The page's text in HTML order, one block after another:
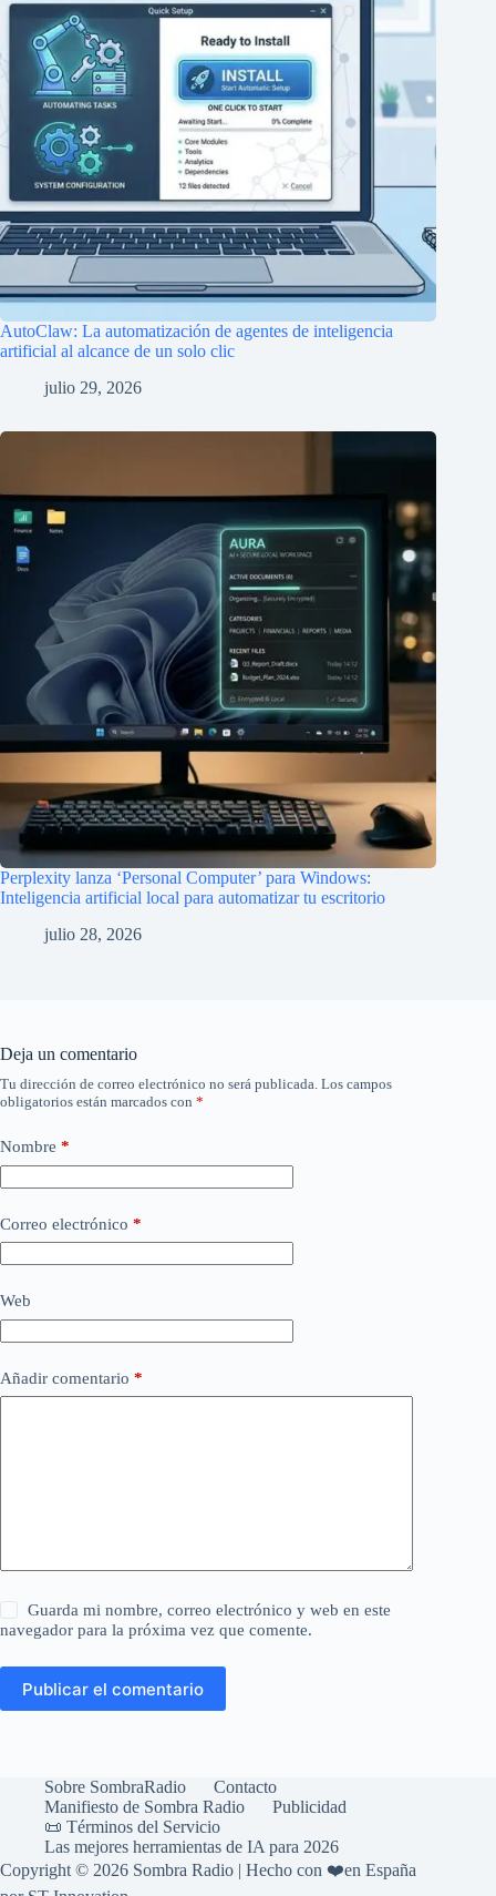
AutoClaw: La automatización de agentes de inteligencia
artificial al alcance de un solo clic
julio 29, 2026
Perplexity lanza ‘Personal Computer’ para Windows:
Inteligencia artificial local para automatizar tu escritorio
julio 28, 2026
Deja un comentario
Tu dirección de correo electrónico no será publicada. Los campos
obligatorios están marcados con *
Nombre *
Correo electrónico *
Web
Añadir comentario *
Guarda mi nombre, correo electrónico y web en este
navegador para la próxima vez que comente.
Publicar el comentario
Sobre SombraRadio
Contacto
Manifiesto de Sombra Radio
Publicidad
📜 Términos del Servicio
Las mejores herramientas de IA para 2026
Copyright © 2026 Sombra Radio | Hecho con ❤️en España